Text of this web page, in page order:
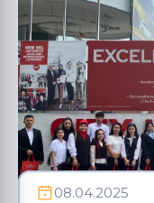
08.04.2025